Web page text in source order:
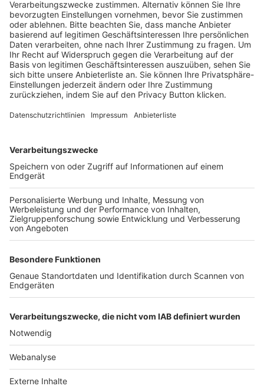
Schulungsangebot Vereinsmitarbeiter
BFV-Geschäftsstellen
Trainerbörse
Login SpielPlus
FOLGE DEM BFV
TOP-VEREINE
TOP-PARTNER
Nutzungsbedingungen Datenschutz Impressum